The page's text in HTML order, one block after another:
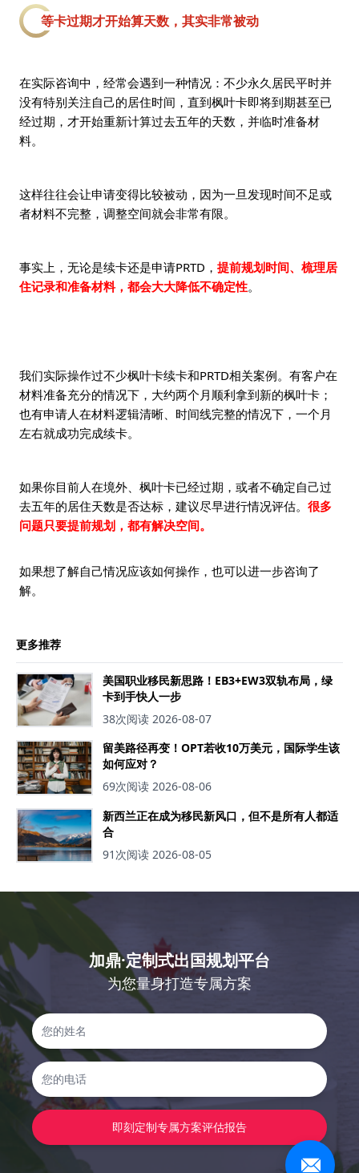
等卡过期才开始算天数，其实非常被动
在实际咨询中，经常会遇到一种情况：不少永久居民平时并
没有特别关注自己的居住时间，直到枫叶卡即将到期甚至已
经过期，才开始重新计算过去五年的天数，并临时准备材
料。
这样往往会让申请变得比较被动，因为一旦发现时间不足或
者材料不完整，调整空间就会非常有限。
事实上，无论是续卡还是申请PRTD， 提前规划时间、梳理居
住记录和准备材料，都会大大降低不确定性。
我们实际操作过不少枫叶卡续卡和PRTD相关案例。有客户在
材料准备充分的情况下，大约两个月顺利拿到新的枫叶卡；
也有申请人在材料逻辑清晰、时间线完整的情况下，一个月
左右就成功完成续卡。
如果你目前人在境外、枫叶卡已经过期，或者不确定自己过
去五年的居住天数是否达标，建议尽早进行情况评估。 很多
问题只要提前规划，都有解决空间。
如果想了解自己情况应该如何操作，也可以进一步咨询了
解。
更多推荐
美国职业移民新思路！EB3+EW3双轨布局，绿
卡到手快人一步
38次阅读 2026-08-07
留美路径再变！OPT若收10万美元，国际学生该
如何应对？
69次阅读 2026-08-06
新西兰正在成为移民新风口，但不是所有人都适
合
91次阅读 2026-08-05
加鼎·定制式出国规划平台
为您量身打造专属方案
即刻定制专属方案评估报告